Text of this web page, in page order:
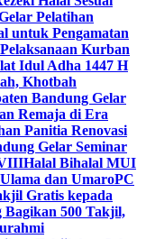
Pelatihan
untuk Pengamatan
Kurban
Idul Adha 1447 H
Khotbah
Bandung Gelar
Remaja di Era
Panitia Renovasi
Gelar Seminar
Halal Bihalal MUI
dan UmaroPC
Gratis kepada
500 Takjil,